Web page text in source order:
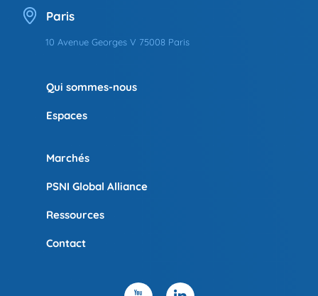
Paris
10 Avenue Georges V 75008 Paris
Qui sommes-nous
Espaces
Marchés
PSNI Global Alliance
Ressources
Contact